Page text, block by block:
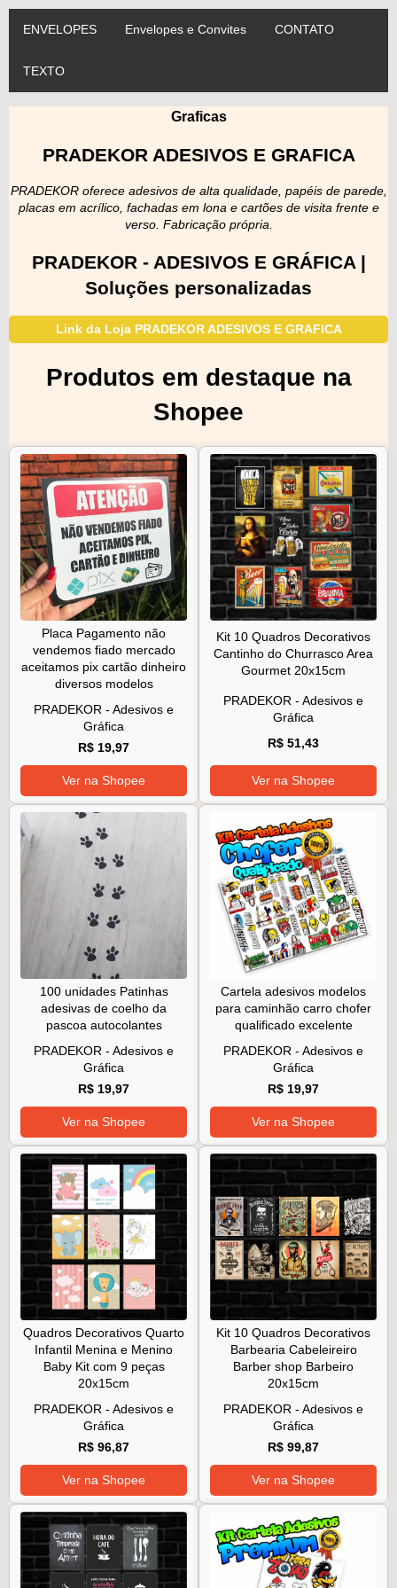
ENVELOPES Envelopes e Convites CONTATO
TEXTO
Graficas
PRADEKOR ADESIVOS E GRAFICA
PRADEKOR oferece adesivos de alta qualidade, papéis de parede,
placas em acrílico, fachadas em lona e cartões de visita frente e
verso. Fabricação própria.
PRADEKOR - ADESIVOS E GRÁFICA |
Soluções personalizadas
Link da Loja PRADEKOR ADESIVOS E GRAFICA
Produtos em destaque na
Shopee
Placa Pagamento não
vendemos fiado mercado
aceitamos pix cartão dinheiro
diversos modelos
PRADEKOR - Adesivos e
Gráfica
R$ 19,97
Ver na Shopee
Kit 10 Quadros Decorativos
Cantinho do Churrasco Area
Gourmet 20x15cm
PRADEKOR - Adesivos e
Gráfica
R$ 51,43
Ver na Shopee
100 unidades Patinhas
adesivas de coelho da
pascoa autocolantes
PRADEKOR - Adesivos e
Gráfica
R$ 19,97
Ver na Shopee
Cartela adesivos modelos
para caminhão carro chofer
qualificado excelente
PRADEKOR - Adesivos e
Gráfica
R$ 19,97
Ver na Shopee
Quadros Decorativos Quarto
Infantil Menina e Menino
Baby Kit com 9 peças
20x15cm
PRADEKOR - Adesivos e
Gráfica
R$ 96,87
Ver na Shopee
Kit 10 Quadros Decorativos
Barbearia Cabeleireiro
Barber shop Barbeiro
20x15cm
PRADEKOR - Adesivos e
Gráfica
R$ 99,87
Ver na Shopee